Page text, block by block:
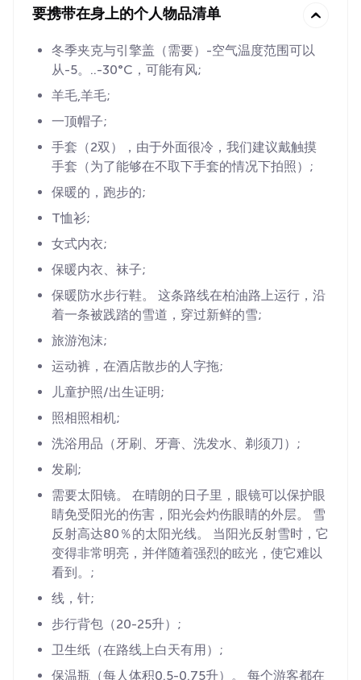
要携带在身上的个人物品清单
冬季夹克与引擎盖（需要）-空气温度范围可以
从-5。..-30°C，可能有风;
羊毛,羊毛;
一顶帽子;
手套（2双），由于外面很冷，我们建议戴触摸
手套（为了能够在不取下手套的情况下拍照）;
保暖的，跑步的;
T恤衫;
女式内衣;
保暖内衣、袜子;
保暖防水步行鞋。 这条路线在柏油路上运行，沿
着一条被践踏的雪道，穿过新鲜的雪;
旅游泡沫;
运动裤，在酒店散步的人字拖;
儿童护照/出生证明;
照相照相机;
洗浴用品（牙刷、牙膏、洗发水、剃须刀）;
发刷;
需要太阳镜。 在晴朗的日子里，眼镜可以保护眼
睛免受阳光的伤害，阳光会灼伤眼睛的外层。 雪
反射高达80％的太阳光线。 当阳光反射雪时，它
变得非常明亮，并伴随着强烈的眩光，使它难以
看到。;
线，针;
步行背包（20-25升）;
卫生纸（在路线上白天有用）;
保温瓶（每人体积0.5-0.75升）。 每个游客都在